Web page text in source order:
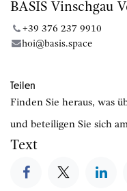
BASIS Vinschgau
+39 376 237 9910
hoi@basis.space
Teilen
Finden Sie heraus, was
und beteiligen Sie sich
Text